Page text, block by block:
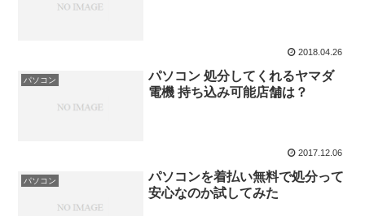
2018.04.26
パソコン
パソコン 処分してくれるヤマダ
電機 持ち込み可能店舗は？
2017.12.06
パソコン
パソコンを着払い無料で処分って
安心なのか試してみた